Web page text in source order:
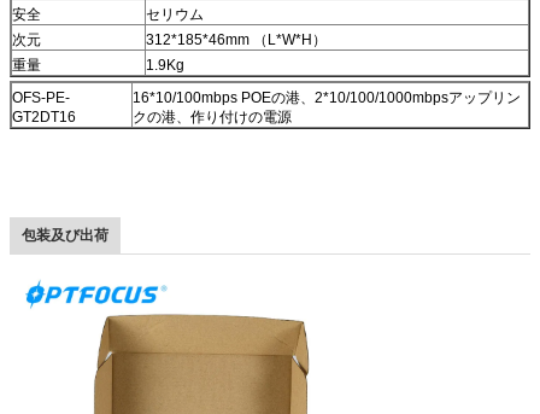
安全
セリウム
次元
312*185*46mm （L*W*H）
重量
1.9Kg
OFS-PE-
GT2DT16
16*10/100mbps POEの港、2*10/100/1000mbpsアップリン
クの港、作り付けの電源
包装及び出荷